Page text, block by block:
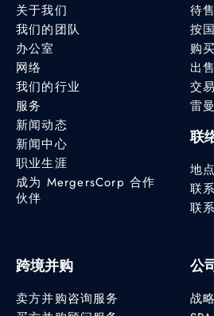
关于我们
我们的团队
办公室
网络
我们的行业
服务
新闻动态
新闻中心
职业生涯
成为 MergersCorp 合作
伙伴
待
按
购
出
交易
雷
联
地点
联
联
跨境并购
卖方并购咨询服务
公
战